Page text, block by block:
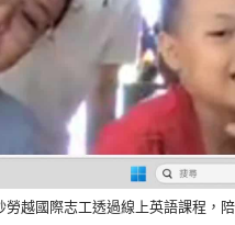
勞越國際志工透過線上英語課程，